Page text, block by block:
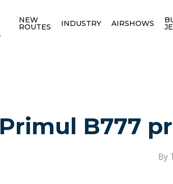
NEW
ROUTES INDUSTRY AIRSHOWS
Primul B777
By